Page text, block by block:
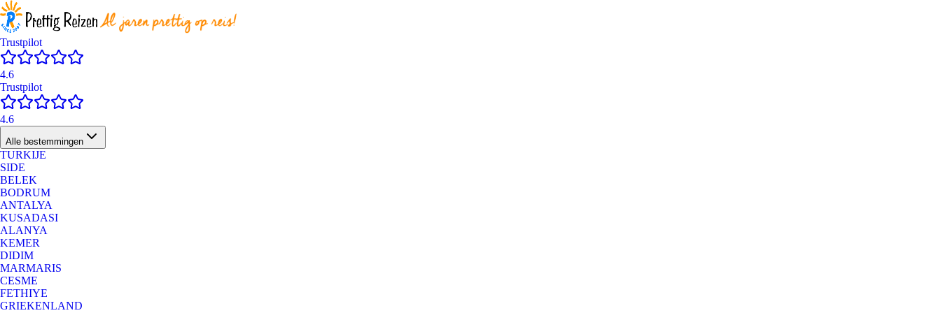
Trustpilot
4.6
Trustpilot
4.6
Alle bestemmingen
TURKIJE
SIDE
BELEK
BODRUM
ANTALYA
KUSADASI
ALANYA
KEMER
DIDIM
MARMARIS
CESME
FETHIYE
GRIEKENLAND